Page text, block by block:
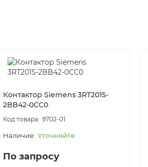
Контактор Siemens 3RT2015-
2BB42-0CC0
9702-01
Уточняйте
По запросу